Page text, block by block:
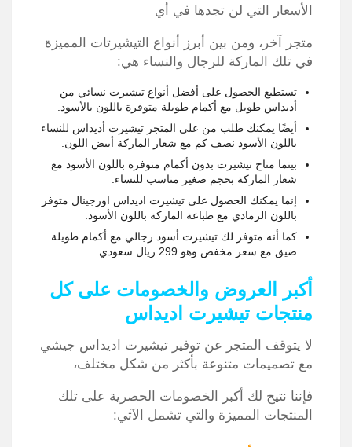
الأسعار التي لن تجدها في أي
متجر آخر، ومن بين أبرز أنواع التيشيرتات المميزة
في تلك الماركة للرجال والنساء هي:
تستطيع الحصول على أفضل أنواع تيشيرت نسائي من
أديداس طويل مع أكمام طويلة متوفرة باللون بالأسود.
أيضًا يمكنك طلب من على المتجر تيشيرت أديداس للنساء
باللون الأسود نصف كم مع شعار الماركة أبيض اللون.
بينما متاح تيشيرت بدون أكمام متوفرة باللون الأسود مع
شعار الماركة بحجم صغير مناسب للنساء.
إنما يمكنك الحصول على تيشيرت اديداس اورجينال متوفر
باللون الرمادي مع طباعة الماركة باللون الأسود.
كما أنه متوفر لك تيشيرت أسود رجالي مع أكمام طويلة
ضيق مع سعر مخفض وهو 299 ريال سعودي.
أكبر العروض والخصومات على كل
منتجات تيشيرت اديداس
لا يتوقف المتجر عن توفير تيشيرت اديداس جيشي
مع تصميمات متنوعة بأكثر من شكل مختلف،
فإننا نتيح لك أكبر الخصومات الحصرية على تلك
المنتجات المميزة والتي تشمل الآتي: